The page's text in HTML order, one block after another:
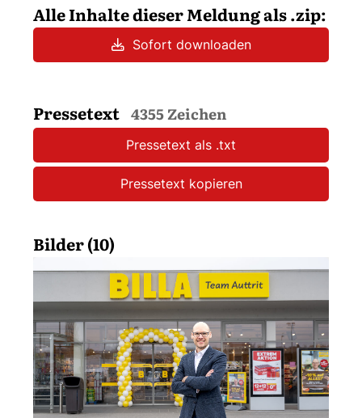
Alle Inhalte dieser Meldung als .zip:
Sofort downloaden
Pressetext 4355 Zeichen
Pressetext als .txt
Pressetext kopieren
Bilder (10)